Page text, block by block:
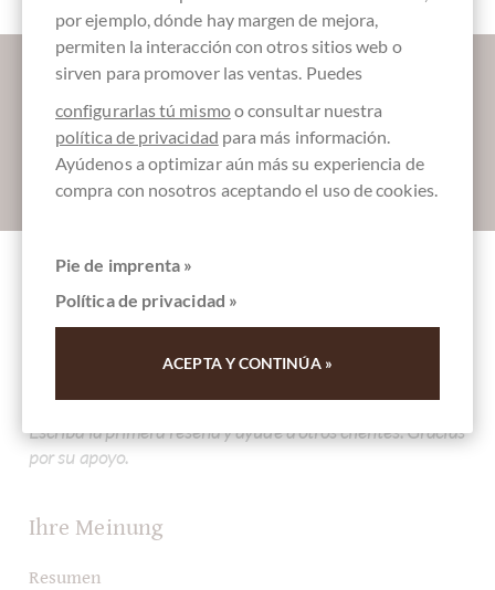
Déjanos endulzar tu bandeja de entrada:
Absenden
Otros clientes evaluados
Vollmilchschokolade mit ganzen
Escriba la primera reseña y ayude a otros clientes. Gracias
por su apoyo.
Ihre Meinung
Resumen
por ejemplo, dónde hay margen de mejora,
permiten la interacción con otros sitios web o
sirven para promover las ventas. Puedes
configurarlas tú mismoo consultar nuestra
política de privacidad para más información.
Ayúdenos a optimizar aún más su experiencia de
compra con nosotros aceptando el uso de cookies.
Pie de imprenta »
Política de privacidad »
ACEPTA Y CONTINÚA »